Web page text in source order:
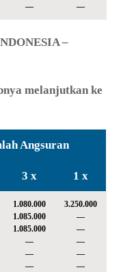
—
—
–
melanjutkan ke
Angsuran
3 x 1 x
1.080.000
1.085.000
1.085.000
—
—
—
3.250.000
—
—
—
—
—